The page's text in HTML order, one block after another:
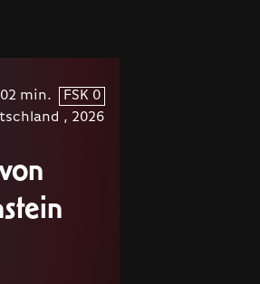
min.
FSK 0
, 2026